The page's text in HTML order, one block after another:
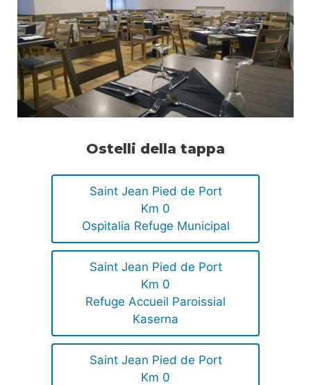
Ostelli della tappa
Saint Jean Pied de Port
Km 0
Ospitalia Refuge Municipal
Saint Jean Pied de Port
Km 0
Refuge Accueil Paroissial
Kaserna
Saint Jean Pied de Port
Km 0